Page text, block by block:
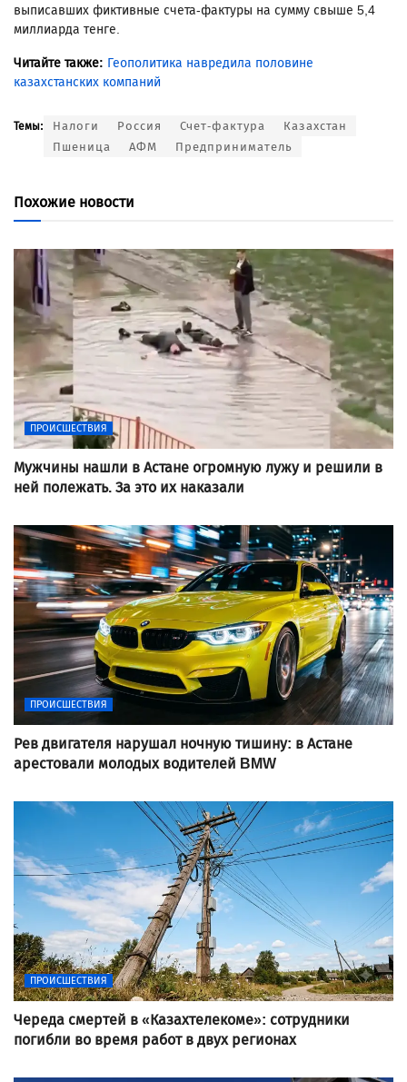
выписавших фиктивные счета-фактуры на сумму свыше 5,4
миллиарда тенге.
Читайте также: Геополитика навредила половине
казахстанских компаний
Темы: Налоги Россия Счет-фактура
Казахстан
Пшеница
АФМ Предприниматель
Похожие новости
ПРОИСШЕСТВИЯ
Мужчины нашли в Астане огромную лужу и решили в
ней полежать. За это их наказали
ПРОИСШЕСТВИЯ
Рев двигателя нарушал ночную тишину: в Астане
арестовали молодых водителей BMW
ПРОИСШЕСТВИЯ
Череда смертей в «Казахтелекоме»: сотрудники
погибли во время работ в двух регионах